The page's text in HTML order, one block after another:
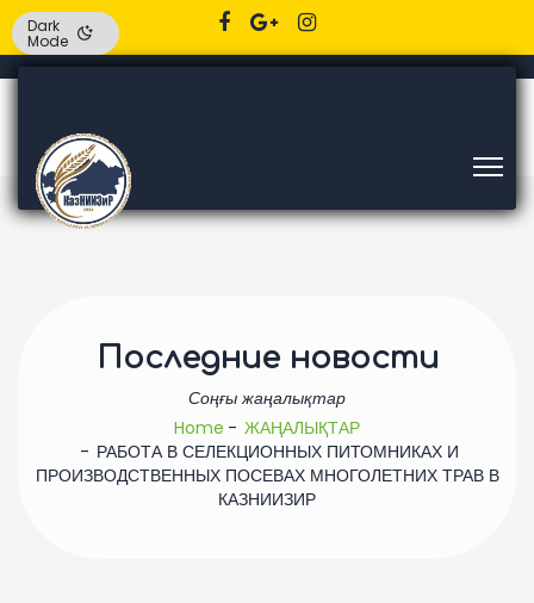
Последние новости
Соңғы жаңалықтар
Home
ЖАҢАЛЫҚТАР
РАБОТА В СЕЛЕКЦИОННЫХ ПИТОМНИКАХ И
ПРОИЗВОДСТВЕННЫХ ПОСЕВАХ МНОГОЛЕТНИХ ТРАВ В
КАЗНИИЗИР
Dark
Mode